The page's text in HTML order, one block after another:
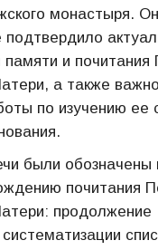
монастыря.
памяти и почитания
а также
по изучению ее
были обозначены
почитания
продолжение